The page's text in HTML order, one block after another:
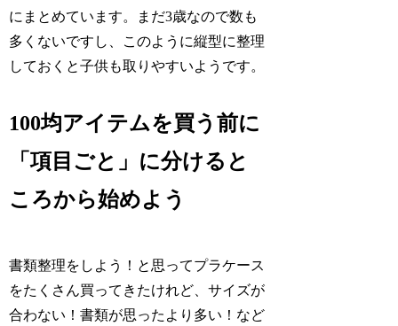
にまとめています。まだ3歳なので数も
多くないですし、このように縦型に整理
しておくと子供も取りやすいようです。
100均アイテムを買う前に
「項目ごと」に分けると
ころから始めよう
書類整理をしよう！と思ってプラケース
をたくさん買ってきたけれど、サイズが
合わない！書類が思ったより多い！など